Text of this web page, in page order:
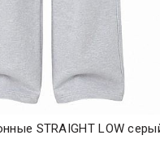
ПОКУПКА
STRAIGHT LOW